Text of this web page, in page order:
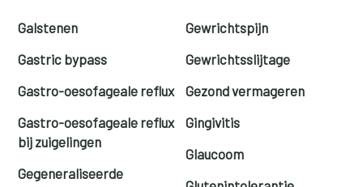
Galstenen
Gastric bypass
Gastro-oesofageale reflux
Gastro-oesofageale reflux
bij zuigelingen
Gegeneraliseerde
Gewrichtspijn
Gewrichtsslijtage
Gezond vermageren
Gingivitis
Glaucoom